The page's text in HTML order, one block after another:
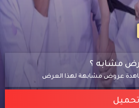
مشابه ؟
عروض مشابهة لهذا العرض